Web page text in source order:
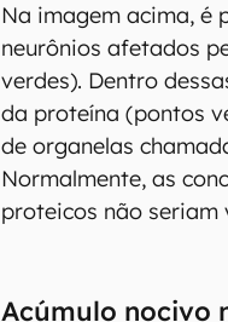
Na imagem acima, é
neurônios afetados
verdes). Dentro
da proteína (pontos
de organelas
Normalmente, as
proteicos não seriam
Acúmulo nocivo